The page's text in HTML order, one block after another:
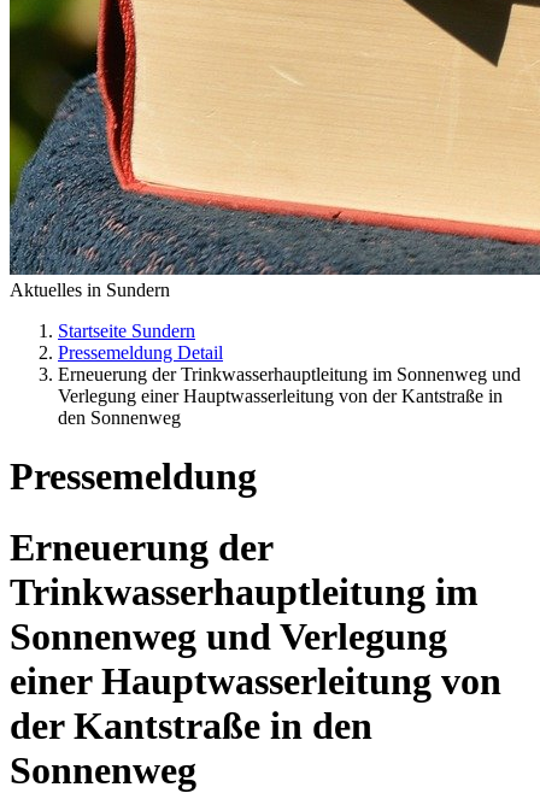
Aktuelles in Sundern
Startseite Sundern
Pressemeldung Detail
Erneuerung der Trinkwasserhauptleitung im Sonnenweg und
Verlegung einer Hauptwasserleitung von der Kantstraße in
den Sonnenweg
Pressemeldung
Erneuerung der
Trinkwasserhauptleitung im
Sonnenweg und Verlegung
einer Hauptwasserleitung von
der Kantstraße in den
Sonnenweg